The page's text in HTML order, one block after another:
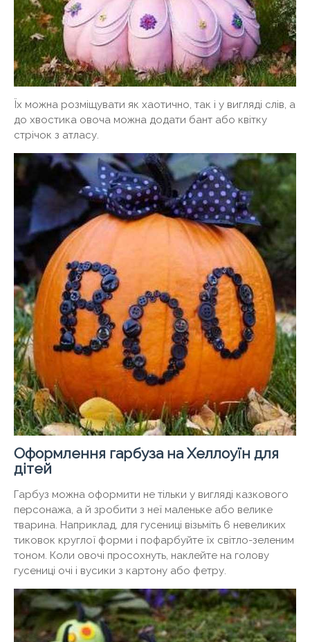
Їх можна розміщувати як хаотично, так і у вигляді слів, а
до хвостика овоча можна додати бант або квітку
стрічок з атласу.
Оформлення гарбуза на Хеллоуїн для
дітей
Гарбуз можна оформити не тільки у вигляді казкового
персонажа, а й зробити з неї маленьке або велике
тварина. Наприклад, для гусениці візьміть 6 невеликих
тиковок круглої форми і пофарбуйте їх світло-зеленим
тоном. Коли овочі просохнуть, наклейте на голову
гусениці очі і вусики з картону або фетру.